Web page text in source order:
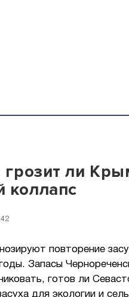
грозит ли
коллапс
повторение
Запасы
готов ли
для экологии и